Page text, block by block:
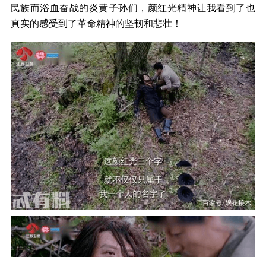
民族而浴血奋战的炎黄子孙们，颜红光精神让我看到了也
真实的感受到了革命精神的坚韧和悲壮！